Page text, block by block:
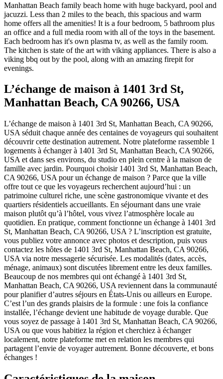
Manhattan Beach family beach home with huge backyard, pool and
jacuzzi. Less than 2 miles to the beach, this spacious and warm
home offers all the amenities! It is a four bedroom, 5 bathroom plus
an office and a full media room with all of the toys in the basement.
Each bedroom has it's own plasma tv, as well as the family room.
The kitchen is state of the art with viking appliances. There is also a
viking bbq out by the pool, along with an amazing firepit for
evenings.
L’échange de maison à 1401 3rd St,
Manhattan Beach, CA 90266, USA
L’échange de maison à 1401 3rd St, Manhattan Beach, CA 90266,
USA séduit chaque année des centaines de voyageurs qui souhaitent
découvrir cette destination autrement. Notre plateforme rassemble 1
logements à échanger à 1401 3rd St, Manhattan Beach, CA 90266,
USA et dans ses environs, du studio en plein centre à la maison de
famille avec jardin. Pourquoi choisir 1401 3rd St, Manhattan Beach,
CA 90266, USA pour un échange de maison ? Parce que la ville
offre tout ce que les voyageurs recherchent aujourd’hui : un
patrimoine culturel riche, une scène gastronomique vivante et des
quartiers résidentiels accueillants. En séjournant dans une vraie
maison plutôt qu’à l’hôtel, vous vivez l’atmosphère locale au
quotidien. En pratique, comment fonctionne un échange à 1401 3rd
St, Manhattan Beach, CA 90266, USA ? L’inscription est gratuite,
vous publiez votre annonce avec photos et description, puis vous
contactez les hôtes de 1401 3rd St, Manhattan Beach, CA 90266,
USA via notre messagerie sécurisée. Les modalités (dates, accès,
ménage, animaux) sont discutées librement entre les deux familles.
Beaucoup de nos membres qui ont échangé à 1401 3rd St,
Manhattan Beach, CA 90266, USA reviennent dans la communauté
pour planifier d’autres séjours en États-Unis ou ailleurs en Europe.
C’est l’un des grands plaisirs de la formule : une fois la confiance
installée, l’échange devient une habitude de voyage durable. Que
vous soyez de passage à 1401 3rd St, Manhattan Beach, CA 90266,
USA ou que vous habitiez la région et cherchiez à échanger
localement, notre plateforme met en relation les membres qui
partagent l’envie de voyager autrement. Bonne découverte, et bons
échanges !